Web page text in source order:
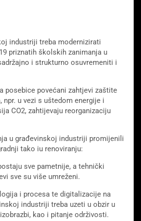
industriji treba modernizirati
priznatih školskih zanimanja u
i strukturno osuvremeniti i
posebice povećani zahtjevi zaštite
u vezi s uštedom energije i
CO2, zahtijevaju reorganizaciju
u građevinskoj industriji promijenili
tako iu renoviranju:
sve pametnije, a tehnički
sve su više umreženi.
i procesa te digitalizacije na
industriji treba uzeti u obzir u
kao i pitanje održivosti.